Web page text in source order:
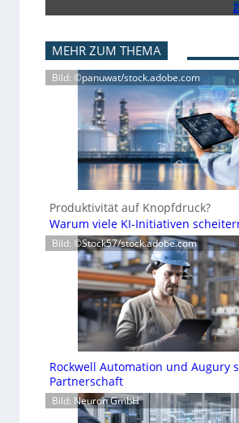
MEHR ZUM THEMA
Bild: ©panuwat/stock.adobe.com
Produktivität auf Knopfdruck?
Warum viele KI-Initiativen
Bild: ©Stock57/stock.adobe.com
Rockwell Automation und Augury
Partnerschaft
Bild: Neuron GmbH